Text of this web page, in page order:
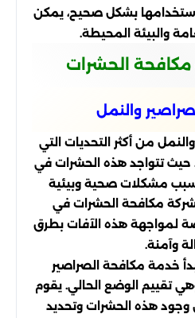
بشكل صحيح، يمكن
والبيئة المحيطة.
الحشرات
والنمل
من أكثر التحديات التي
حيث تتواجد هذه الحشرات في
مشكلات صحية وبيئية
مكافحة الحشرات في
لمواجهة هذه الآفات بطرق
وآمنة.
خدمة مكافحة الصراصير
تقييم الوضع الحالي. يقوم
وجود هذه الحشرات وتحديد